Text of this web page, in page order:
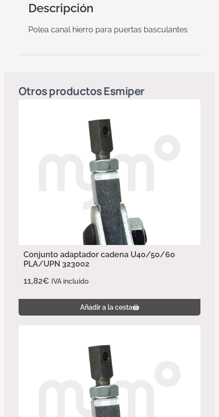
Descripción
Polea canal hierro para puertas basculantes
Otros productosEsmiper
Conjunto adaptador cadena U40/50/60
PLA/UPN 323002
11,82€ IVA incluido
Añadir a la cesta